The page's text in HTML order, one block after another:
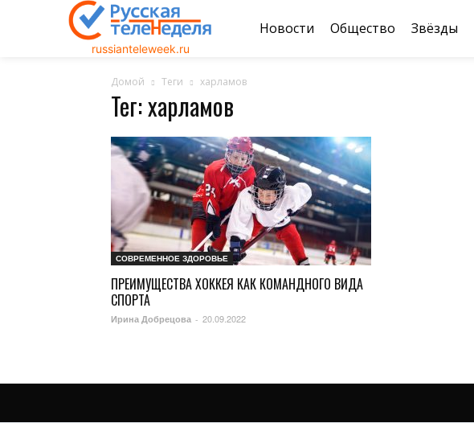
russianteleweek.ru
Новости Общество Звёзды
Домой Теги харламов
Тег: харламов
СОВРЕМЕННОЕ ЗДОРОВЬЕ
ПРЕИМУЩЕСТВА ХОККЕЯ КАК КОМАНДНОГО ВИДА
СПОРТА
Ирина Добрецова - 20.09.2022